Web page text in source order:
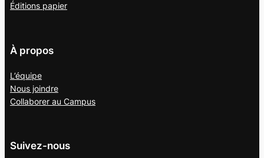
Éditions papier
À propos
L’équipe
Nous joindre
Collaborer au Campus
Suivez-nous